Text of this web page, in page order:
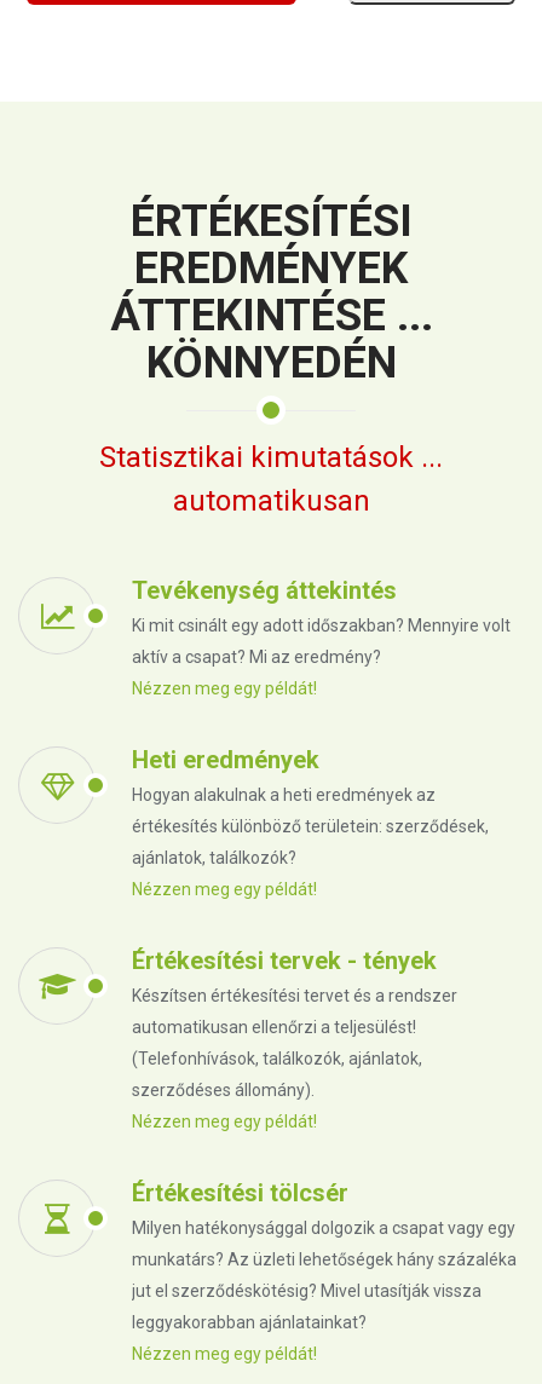
ÉRTÉKESÍTÉSI
EREDMÉNYEK
ÁTTEKINTÉSE ...
KÖNNYEDÉN
Statisztikai kimutatások ...
automatikusan
Tevékenység áttekintés
Ki mit csinált egy adott időszakban? Mennyire volt
aktív a csapat? Mi az eredmény?
Nézzen meg egy példát!
Heti eredmények
Hogyan alakulnak a heti eredmények az
értékesítés különböző területein: szerződések,
ajánlatok, találkozók?
Nézzen meg egy példát!
Értékesítési tervek - tények
Készítsen értékesítési tervet és a rendszer
automatikusan ellenőrzi a teljesülést!
(Telefonhívások, találkozók, ajánlatok,
szerződéses állomány).
Nézzen meg egy példát!
Értékesítési tölcsér
Milyen hatékonysággal dolgozik a csapat vagy egy
munkatárs? Az üzleti lehetőségek hány százaléka
jut el szerződéskötésig? Mivel utasítják vissza
leggyakorabban ajánlatainkat?
Nézzen meg egy példát!